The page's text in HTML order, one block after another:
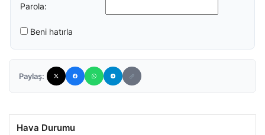
Parola:
Beni hatırla
Paylaş:
Hava Durumu